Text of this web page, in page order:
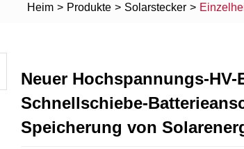
Heim > Produkte > Solarstecker >
Neuer Hochspannungs-HV-
Schnellschiebe-
Speicherung von